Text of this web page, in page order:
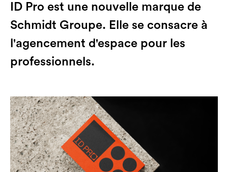
ID Pro est une nouvelle marque de
Schmidt Groupe. Elle se consacre à
l'agencement d'espace pour les
professionnels.